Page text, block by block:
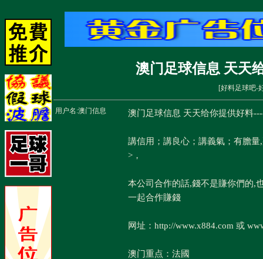
澳门足球信息 天天
[好料足球吧-
用户名:澳门信息 澳门足球信息 天天给你提供好料
講信用；講良心；講義氣；有膽
>，
本公司合作的話,錢不是賺你們的,
一起合作賺錢
网址：http://www.x884.com 或
澳门重点：法國